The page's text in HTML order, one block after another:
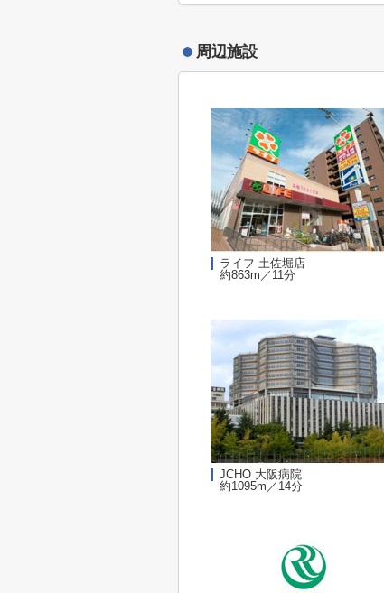
周辺施設
ライフ 土佐堀店
約863m／11分
JCHO 大阪病院
約1095m／14分